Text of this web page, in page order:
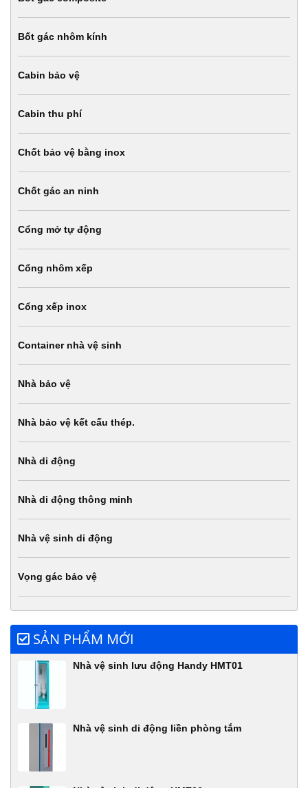
Bốt gác nhôm kính
Cabin bảo vệ
Cabin thu phí
Chốt bảo vệ bằng inox
Chốt gác an ninh
Cổng mở tự động
Cổng nhôm xếp
Cổng xếp inox
Container nhà vệ sinh
Nhà bảo vệ
Nhà bảo vệ kết cấu thép.
Nhà di động
Nhà di động thông minh
Nhà vệ sinh di động
Vọng gác bảo vệ
SẢN PHẨM MỚI
Nhà vệ sinh lưu động Handy HMT01
Nhà vệ sinh di động liền phòng tắm